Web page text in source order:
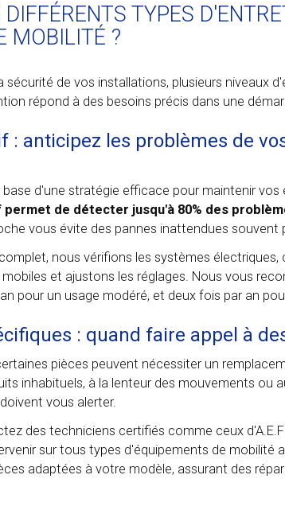
TYPES
MOBILITÉ ?
sécurité de vos installations, plusieurs niveaux
répond à des besoins précis dans une
: anticipez les problèmes de
d'une stratégie efficace pour maintenir vos
de détecter jusqu'à 80% des
vous évite des pannes inattendues souvent
nous vérifions les systèmes
et ajustons les réglages. Nous vous
pour un usage modéré, et deux fois par an
: quand faire appel à
pièces peuvent nécessiter un
inhabituels, à la lenteur des mouvements ou
vous alerter.
des techniciens certifiés comme ceux
sur tous types d'équipements de mobilité
adaptées à votre modèle, assurant des